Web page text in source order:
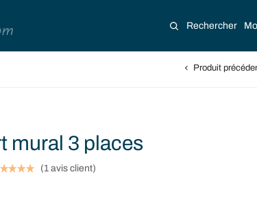
Rechercher
Produit
mural 3 places
(1 avis client)